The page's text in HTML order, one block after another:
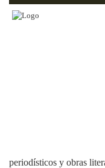
periodísticos y obras